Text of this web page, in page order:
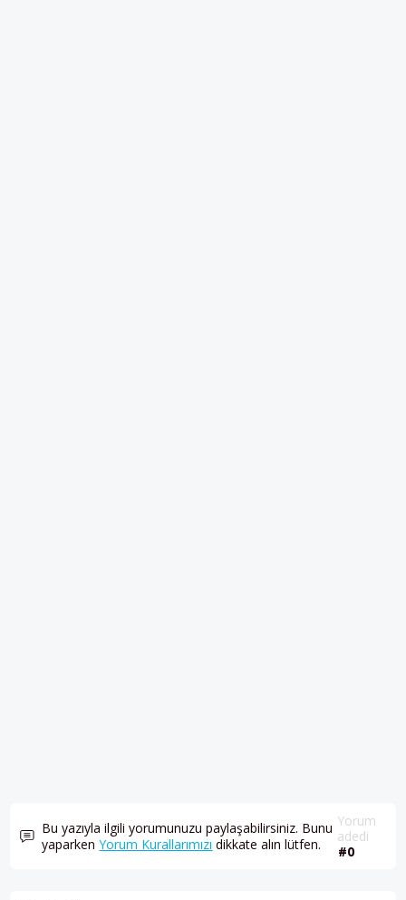
Bu yazıyla ilgili yorumunuzu paylaşabilirsiniz. Bunu
yaparkenYorum Kurallarımızı dikkate alın lütfen.
Yorum
adedi
#0